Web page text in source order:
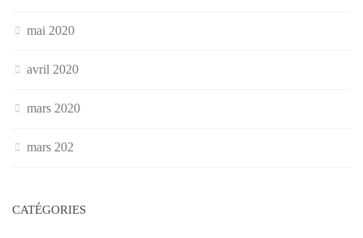
mai 2020
avril 2020
mars 2020
mars 202
CATÉGORIES